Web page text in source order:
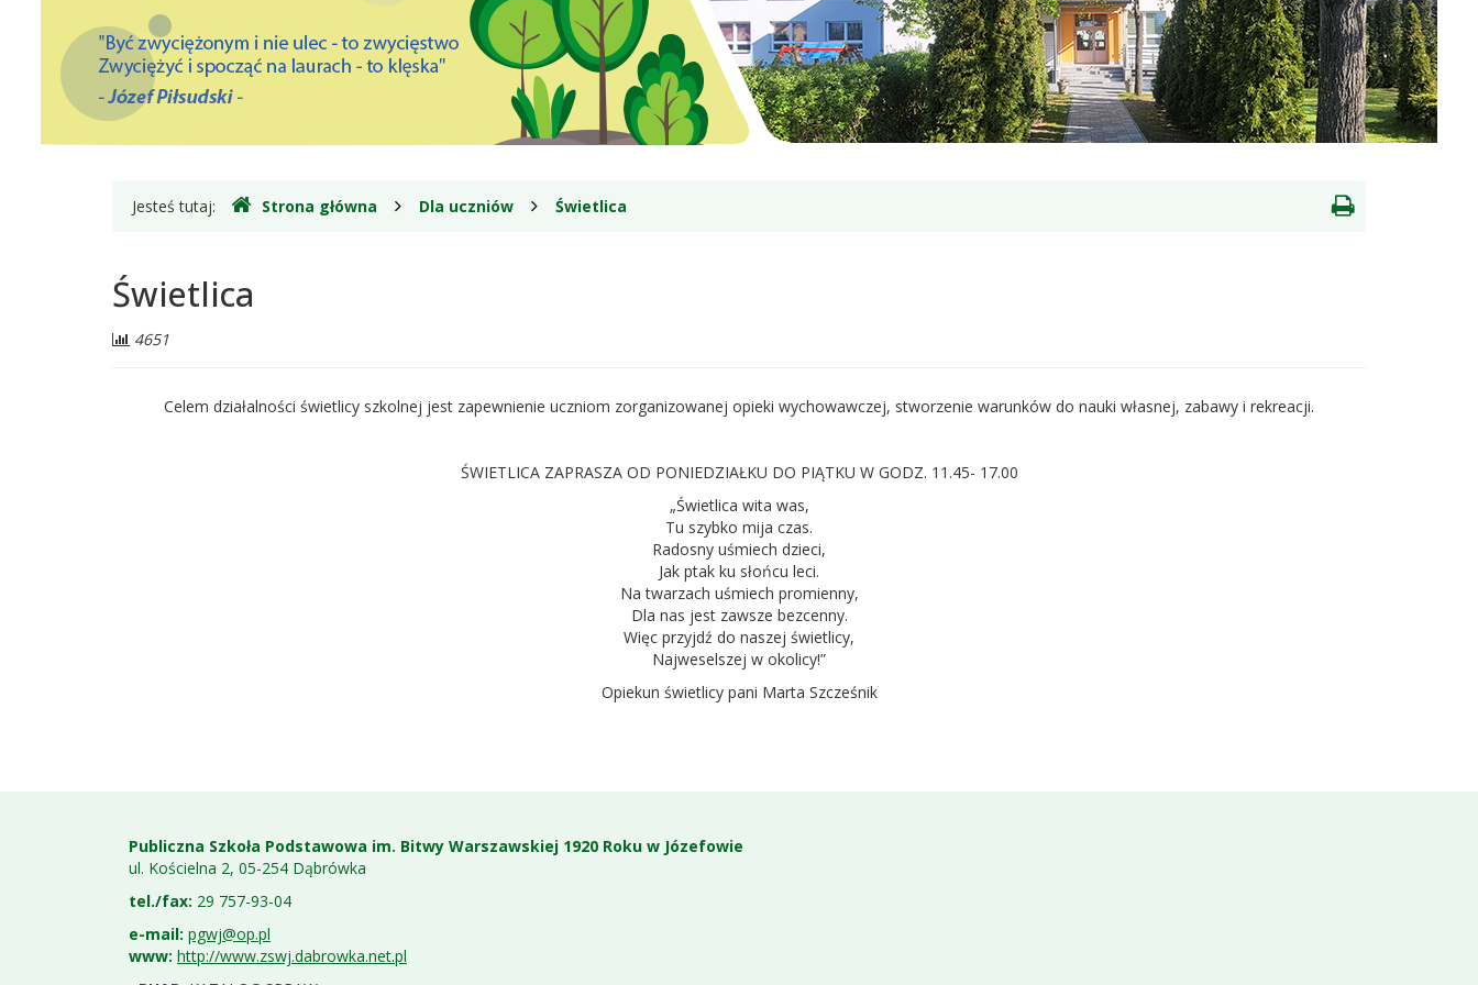
Gdzie
Jesteś tutaj: Strona główna Dla uczniów Świetlica
Drukowanie
Świetlica
Liczba
4651
Celem działalności świetlicy szkolnej jest zapewnienie uczniom zorganizowanej opieki wychowawczej, stworzenie warunków do nauki własnej, zabawy i rekreacji.
ŚWIETLICA ZAPRASZA OD PONIEDZIAŁKU DO PIĄTKU W GODZ. 11.45- 17.00
„Świetlica wita was,
Tu szybko mija czas.
Radosny uśmiech dzieci,
Jak ptak ku słońcu leci.
Na twarzach uśmiech promienny,
Dla nas jest zawsze bezcenny.
Więc przyjdź do naszej świetlicy,
Najweselszej w okolicy!”
Opiekun świetlicy pani Marta Szcześnik
Publiczna Szkoła Podstawowa im. Bitwy Warszawskiej 1920 Roku w Józefowie
ul. Kościelna 2, 05-254 Dąbrówka
tel./fax: 29 757-93-04
e-mail: pgwj@op.pl
www: http://www.zswj.dabrowka.net.pl